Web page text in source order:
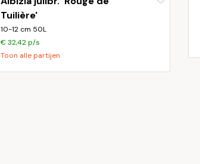
Tuilière'
10-12 cm 50L
€ 32,42 p/s
Toon alle partijen